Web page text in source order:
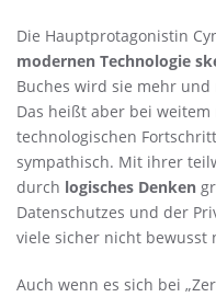
Die Hauptprotagonistin
modernen Technologie
Buches wird sie mehr
Das heißt aber bei
technologischen
sympathisch. Mit ihrer
durch logisches Denken
Datenschutzes und der
viele sicher nicht bewusst
Auch wenn es sich bei